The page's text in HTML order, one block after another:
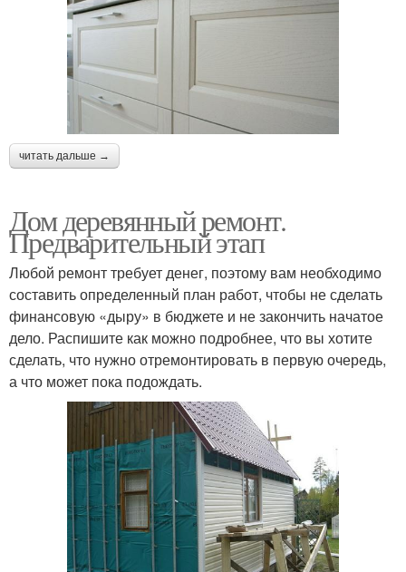
читать дальше →
Дом деревянный ремонт.
Предварительный этап
Любой ремонт требует денег, поэтому вам необходимо
составить определенный план работ, чтобы не сделать
финансовую «дыру» в бюджете и не закончить начатое
дело. Распишите как можно подробнее, что вы хотите
сделать, что нужно отремонтировать в первую очередь,
а что может пока подождать.